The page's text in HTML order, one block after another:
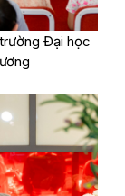
Đại học